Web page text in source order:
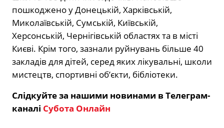
пошкоджено у Донецькій, Харківській,
Миколаївській, Сумській, Київській,
Херсонській, Чернігівській областях та в місті
Києві. Крім того, зазнали руйнувань більше 40
закладів для дітей, серед яких лікувальні, школи
мистецтв, спортивні об’єкти, бібліотеки.
Слідкуйте за нашими новинами в Телеграм-
каналі Субота Онлайн